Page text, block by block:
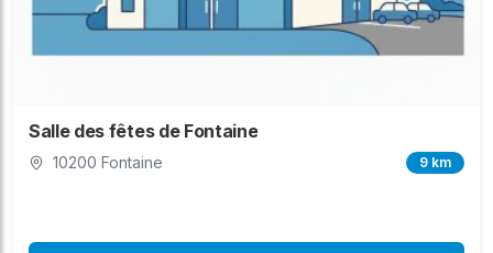
Salle des fêtes de Fontaine
10200 Fontaine 9 km